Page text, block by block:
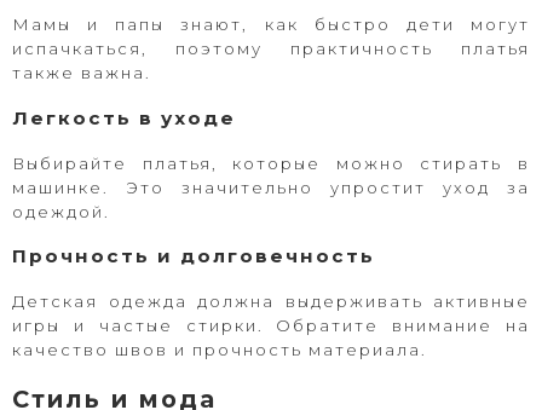
Мамы и папы знают, как быстро дети могут
испачкаться, поэтому практичность платья
также важна.
Легкость в уходе
Выбирайте платья, которые можно стирать в
машинке. Это значительно упростит уход за
одеждой.
Прочность и долговечность
Детская одежда должна выдерживать активные
игры и частые стирки. Обратите внимание на
качество швов и прочность материала.
Стиль и мода